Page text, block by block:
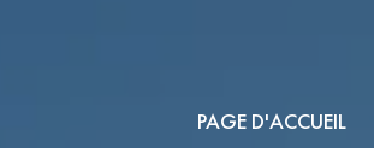
PAGE D'ACCUEIL